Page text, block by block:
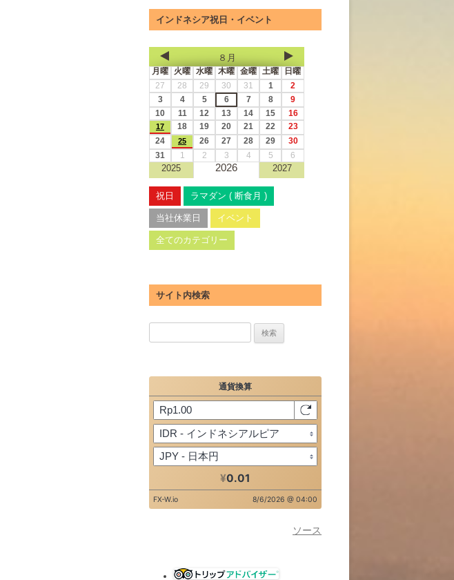
インドネシア祝日・イベント
８月
月曜 火曜 水曜 木曜 金曜 土曜
日曜
27
28 29 30 31 1
2
3
4 5 6 7 8
9
10
11 12 13 14 15 16
17 18 19 20 21 22
23
24
25 26 27 28 29
30
31
1 2 3 4 5 6
2025 2026 2027
祝日 ラマダン ( 断食月 )
当社休業日 イベント
全てのカテゴリー
サイト内検索
ソース